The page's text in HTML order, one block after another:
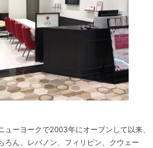
ューヨークで2003年にオープンして以来、
ろん、レバノン、フィリピン、クウェー